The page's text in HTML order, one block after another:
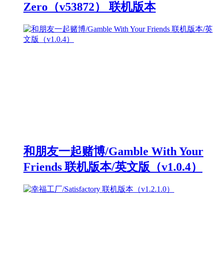
Zero（v53872） 联机版本
和朋友一起赌博/Gamble With Your
Friends 联机版本/英文版（v1.0.4）